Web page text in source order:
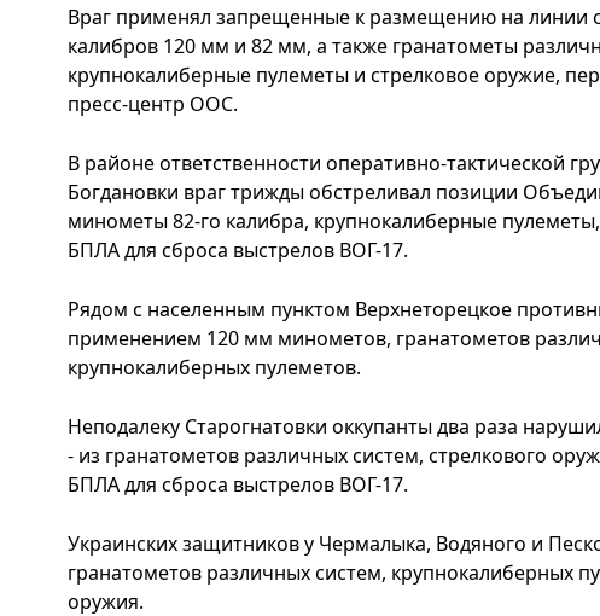
Враг применял запрещенные к размещению на линии
калибров 120 мм и 82 мм, а также гранатометы
крупнокалиберные пулеметы и стрелковое оружие,
пресс-центр ООС.
В районе ответственности оперативно-тактической
Богдановки враг трижды обстреливал позиции
минометы 82-го калибра, крупнокалиберные
БПЛА для сброса выстрелов ВОГ-17.
Рядом с населенным пунктом Верхнеторецкое
применением 120 мм минометов, гранатометов
крупнокалиберных пулеметов.
Неподалеку Старогнатовки оккупанты два раза
- из гранатометов различных систем, стрелкового
БПЛА для сброса выстрелов ВОГ-17.
Украинских защитников у Чермалыка, Водяного и
гранатометов различных систем, крупнокалиберных
оружия.